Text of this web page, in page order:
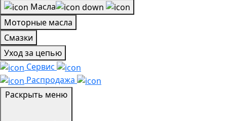
Масла
Моторные масла
Смазки
Уход за цепью
Сервис
Распродажа